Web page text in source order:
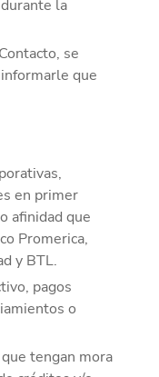
la
se
que
en primer
afinidad que
Promerica,
y BTL.
pagos
o
tengan mora